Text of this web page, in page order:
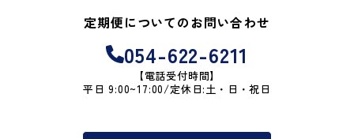
定期便についてのお問い合わせ
054-622-6211
【電話受付時間】
平日 9:00~17:00/定休日:土・日・祝日